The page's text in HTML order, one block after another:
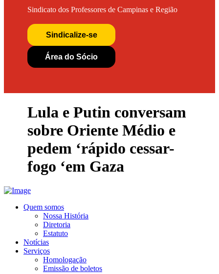
Sindicato dos Professores de Campinas e Região
Sindicalize-se
Área do Sócio
Lula e Putin conversam
sobre Oriente Médio e
pedem ‘rápido cessar-
fogo ‘em Gaza
Quem somos
Nossa História
Diretoria
Estatuto
Notícias
Serviços
Homologação
Emissão de boletos